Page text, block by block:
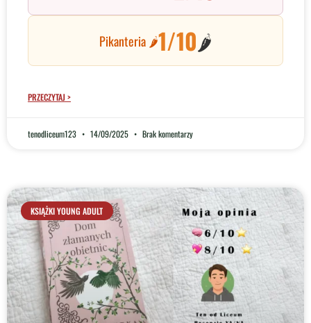
Pikanteria 🌶️1/10🌶️
PRZECZYTAJ >
tenodliceum123 14/09/2025 Brak komentarzy
KSIĄŻKI YOUNG ADULT